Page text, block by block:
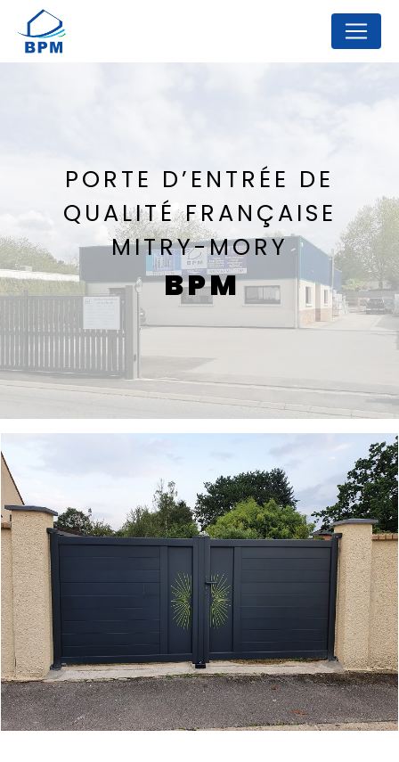
PORTE D’ENTRÉE DE
QUALITÉ FRANÇAISE
MITRY-MORY
BPM
Panneau de gestion des cookies